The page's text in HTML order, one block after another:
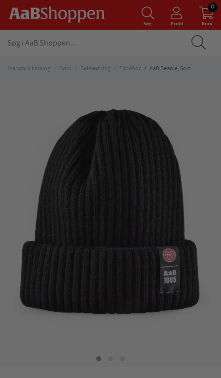
Søg Profil Kurv
0
Standard katalog Børn Beklædning Tilbehør AaB Beanie, Sort